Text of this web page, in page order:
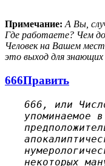
Примечание: А Вы,
Где работаете? Чем
Человек на Вашем
это выход для
666Править
666, или
упоминаемое
некоторых